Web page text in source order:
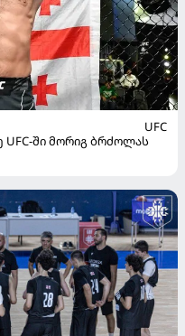
UFC
UFC-ში მორიგ ბრძოლას